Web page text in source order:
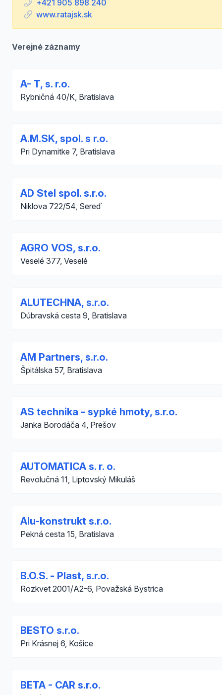
+421 905 898 240
www.ratajsk.sk
Verejné záznamy
A- T, s. r.o.
Rybničná 40/K, Bratislava
A.M.SK, spol. s r.o.
Pri Dynamitke 7, Bratislava
AD Stel spol. s.r.o.
Niklova 722/54, Sereď
AGRO VOS, s.r.o.
Veselé 377, Veselé
ALUTECHNA, s.r.o.
Dúbravská cesta 9, Bratislava
AM Partners, s.r.o.
Špitálska 57, Bratislava
AS technika - sypké hmoty, s.r.o.
Janka Borodáča 4, Prešov
AUTOMATICA s. r. o.
Revolučná 11, Liptovský Mikuláš
Alu-konstrukt s.r.o.
Pekná cesta 15, Bratislava
B.O.S. - Plast, s.r.o.
Rozkvet 2001/A2-6, Považská Bystrica
BESTO s.r.o.
Pri Krásnej 6, Košice
BETA - CAR s.r.o.